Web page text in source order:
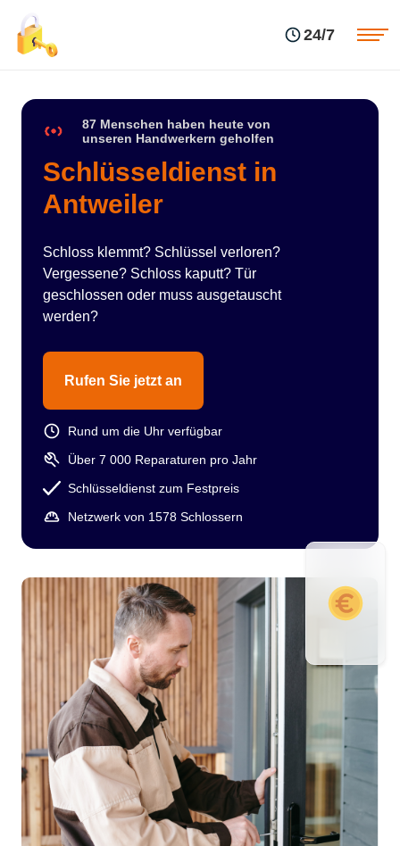
24/7
87 Menschen haben heute von
unseren Handwerkern geholfen
Schlüsseldienst in
Antweiler
Schloss klemmt? Schlüssel verloren?
Vergessene? Schloss kaputt? Tür
geschlossen oder muss ausgetauscht
werden?
Rufen Sie jetzt an
Rund um die Uhr verfügbar
Über 7 000 Reparaturen pro Jahr
Schlüsseldienst zum Festpreis
Netzwerk von 1578 Schlossern